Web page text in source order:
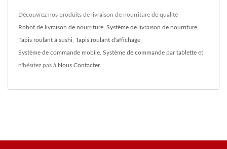
Découvrez nos produits de livraison de nourriture de qualité
Robot de livraison de nourriture Système de livraison de nourriture
Tapis roulant à sushi Tapis roulant d'affichage
Système de commande mobile Système de commande par tablette et
n'hésitez pas à Nous Contacter.